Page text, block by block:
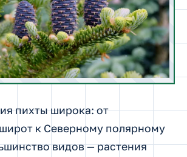
пихты широка: от
к Северному полярному
видов — растения